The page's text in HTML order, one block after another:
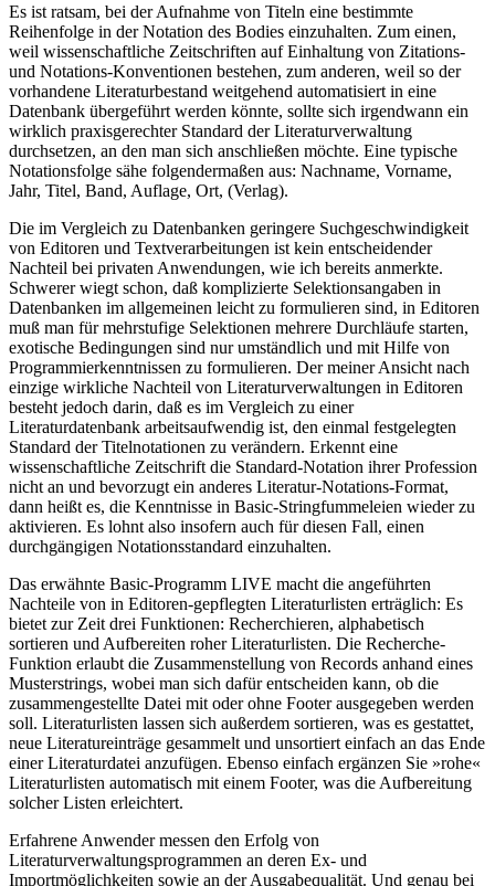
Es ist ratsam, bei der Aufnahme von Titeln eine bestimmte
Reihenfolge in der Notation des Bodies einzuhalten. Zum einen,
weil wissenschaftliche Zeitschriften auf Einhaltung von Zitations-
und Notations-Konventionen bestehen, zum anderen, weil so der
vorhandene Literaturbestand weitgehend automatisiert in eine
Datenbank übergeführt werden könnte, sollte sich irgendwann ein
wirklich praxisgerechter Standard der Literaturverwaltung
durchsetzen, an den man sich anschließen möchte. Eine typische
Notationsfolge sähe folgendermaßen aus: Nachname, Vorname,
Jahr, Titel, Band, Auflage, Ort, (Verlag).
Die im Vergleich zu Datenbanken geringere Suchgeschwindigkeit
von Editoren und Textverarbeitungen ist kein entscheidender
Nachteil bei privaten Anwendungen, wie ich bereits anmerkte.
Schwerer wiegt schon, daß komplizierte Selektionsangaben in
Datenbanken im allgemeinen leicht zu formulieren sind, in Editoren
muß man für mehrstufige Selektionen mehrere Durchläufe starten,
exotische Bedingungen sind nur umständlich und mit Hilfe von
Programmierkenntnissen zu formulieren. Der meiner Ansicht nach
einzige wirkliche Nachteil von Literaturverwaltungen in Editoren
besteht jedoch darin, daß es im Vergleich zu einer
Literaturdatenbank arbeitsaufwendig ist, den einmal festgelegten
Standard der Titelnotationen zu verändern. Erkennt eine
wissenschaftliche Zeitschrift die Standard-Notation ihrer Profession
nicht an und bevorzugt ein anderes Literatur-Notations-Format,
dann heißt es, die Kenntnisse in Basic-Stringfummeleien wieder zu
aktivieren. Es lohnt also insofern auch für diesen Fall, einen
durchgängigen Notationsstandard einzuhalten.
Das erwähnte Basic-Programm LIVE macht die angeführten
Nachteile von in Editoren-gepflegten Literaturlisten erträglich: Es
bietet zur Zeit drei Funktionen: Recherchieren, alphabetisch
sortieren und Aufbereiten roher Literaturlisten. Die Recherche-
Funktion erlaubt die Zusammenstellung von Records anhand eines
Musterstrings, wobei man sich dafür entscheiden kann, ob die
zusammengestellte Datei mit oder ohne Footer ausgegeben werden
soll. Literaturlisten lassen sich außerdem sortieren, was es gestattet,
neue Literatureinträge gesammelt und unsortiert einfach an das Ende
einer Literaturdatei anzufügen. Ebenso einfach ergänzen Sie »rohe«
Literaturlisten automatisch mit einem Footer, was die Aufbereitung
solcher Listen erleichtert.
Erfahrene Anwender messen den Erfolg von
Literaturverwaltungsprogrammen an deren Ex- und
Importmöglichkeiten sowie an der Ausgabequalität. Und genau bei